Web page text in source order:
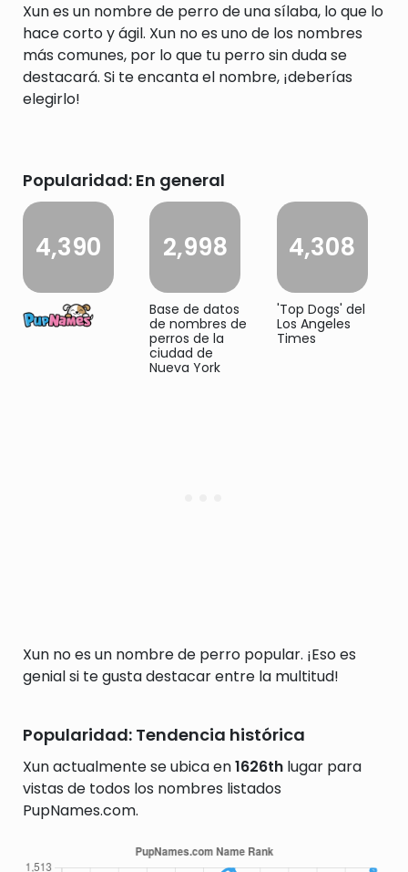
Xun es un nombre de perro de una sílaba, lo que lo
hace corto y ágil. Xun no es uno de los nombres
más comunes, por lo que tu perro sin duda se
destacará. Si te encanta el nombre, ¡deberías
elegirlo!
Popularidad: En general
4,390 2,998
Base de datos
de nombres de
perros de la
ciudad de
Nueva York
4,308
'Top Dogs' del
Los Angeles
Times
Xun no es un nombre de perro popular. ¡Eso es
genial si te gusta destacar entre la multitud!
Popularidad: Tendencia histórica
Xun actualmente se ubica en1626th lugar para
vistas de todos los nombres listados
PupNames.com.